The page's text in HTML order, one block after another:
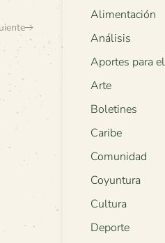
Alimentación
Análisis
Aportes para
Arte
Boletines
Caribe
Comunidad
Coyuntura
Cultura
Deporte